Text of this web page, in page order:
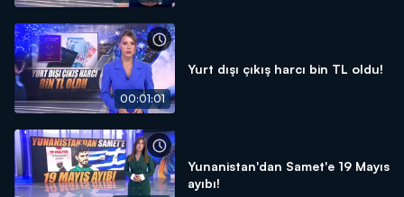
00:01:01
Yurt dışı çıkış harcı bin TL oldu!
Yunanistan'dan Samet'e 19 Mayıs
ayıbı!